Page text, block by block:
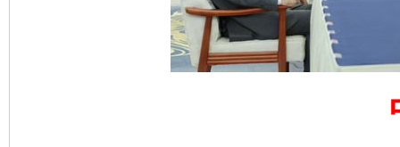
完善运行机制助力责任有效落实 一纸欠